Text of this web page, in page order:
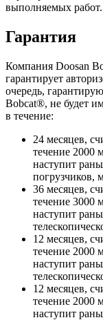
выполняемых работ.
Гарантия
Компания Doosan
гарантирует
очередь,
Bobcat®, не будет
в течение:
24 месяцев,
течение 2000
наступит
погрузчиков,
36 месяцев,
течение 3000
наступит
12 месяцев,
течение 2000
наступит
12 месяцев,
течение 2000
наступит